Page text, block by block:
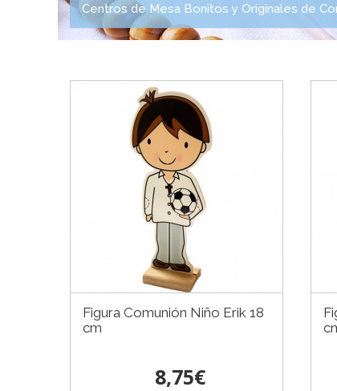
Centros de Mesa Bonitos y Originales de
Figura Comunión Niño Erik 18
cm
8,75€